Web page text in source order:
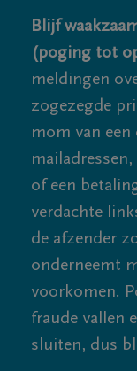
Blijf
(poging tot
meldingen
zogezegde
mom van
of een
verdachte
de afzender
onderneemt
voorkomen.
fraude vallen
sluiten, dus